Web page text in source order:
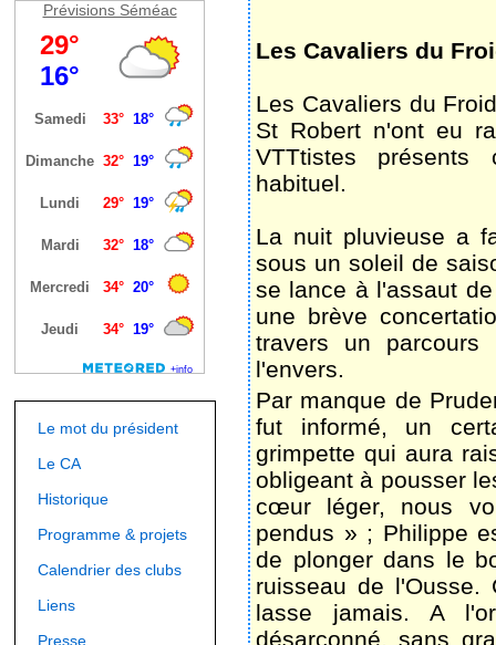
Prévisions Séméac
Le mot du président
Le CA
Historique
Programme & projets
Calendrier des clubs
Liens
Presse
Les Cavaliers du
Les Cavaliers du
St Robert n'ont eu
VTTtistes présents
habituel.
La nuit pluvieuse a
sous un soleil de
se lance à l'assaut
une brève
travers un
l'envers.
Par manque de
fut informé, un
grimpette qui aura
obligeant à pousser
cœur léger, nous
pendus » ; Philippe
de plonger dans le
ruisseau de
lasse jamais. A
désarçonné, sans